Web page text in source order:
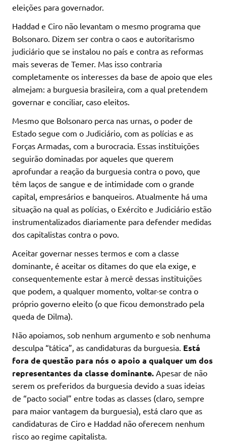
eleições para governador.
Haddad e Ciro não levantam o mesmo programa que
Bolsonaro. Dizem ser contra o caos e autoritarismo
judiciário que se instalou no país e contra as reformas
mais severas de Temer. Mas isso contraria
completamente os interesses da base de apoio que eles
almejam: a burguesia brasileira, com a qual pretendem
governar e conciliar, caso eleitos.
Mesmo que Bolsonaro perca nas urnas, o poder de
Estado segue com o Judiciário, com as polícias e as
Forças Armadas, com a burocracia. Essas instituições
seguirão dominadas por aqueles que querem
aprofundar a reação da burguesia contra o povo, que
têm laços de sangue e de intimidade com o grande
capital, empresários e banqueiros. Atualmente há uma
situação na qual as polícias, o Exército e Judiciário estão
instrumentalizados diariamente para defender medidas
dos capitalistas contra o povo.
Aceitar governar nesses termos e com a classe
dominante, é aceitar os ditames do que ela exige, e
consequentemente estar à mercê dessas instituições
que podem, a qualquer momento, voltar-se contra o
próprio governo eleito (o que ficou demonstrado pela
queda de Dilma).
Não apoiamos, sob nenhum argumento e sob nenhuma
desculpa “tática”, as candidaturas da burguesia. Está
fora de questão para nós o apoio a qualquer um dos
representantes da classe dominante. Apesar de não
serem os preferidos da burguesia devido a suas ideias
de “pacto social” entre todas as classes (claro, sempre
para maior vantagem da burguesia), está claro que as
candidaturas de Ciro e Haddad não oferecem nenhum
risco ao regime capitalista.